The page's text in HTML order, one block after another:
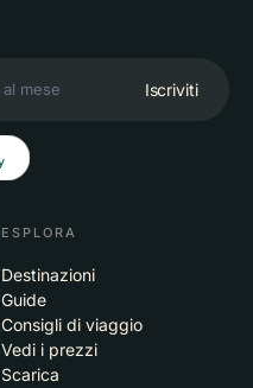
Iscriviti
ESPLORA
Destinazioni
Guide
Consigli di viaggio
Vedi i prezzi
Scarica